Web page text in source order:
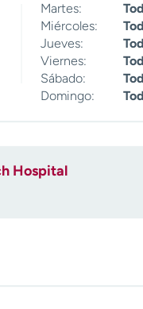
Martes:
Miércoles:
Jueves:
Viernes:
Sábado:
Domingo:
Hospital